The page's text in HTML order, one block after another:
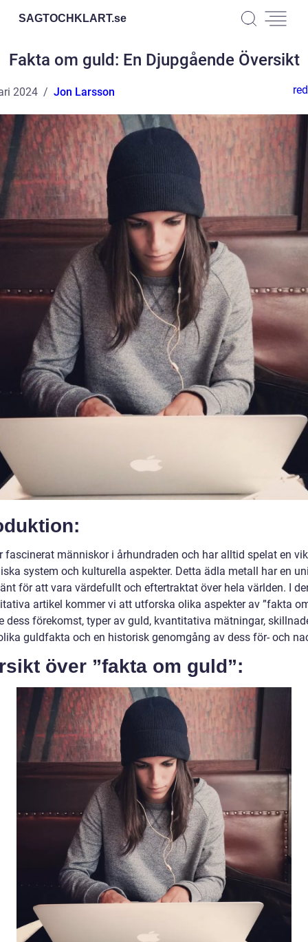
SAGTOCHKLART.se
Fakta om guld: En Djupgående Översikt
2024 Jon Larsson
fascinerat människor i århundraden och har alltid spelat en
system och kulturella aspekter. Detta ädla metall har en
för att vara värdefullt och eftertraktat över hela världen. I
artikel kommer vi att utforska olika aspekter av ”fakta
dess förekomst, typer av guld, kvantitativa mätningar,
guldfakta och en historisk genomgång av dess för- och
över ”fakta om guld”: